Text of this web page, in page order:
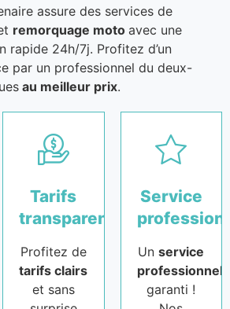
assure des services de
remorquage motoavec une
rapide 24h/7j. Profitez d’un
par un professionnel du deux-
au meilleur prix.
Tarifs
transparents
Profitez de
tarifs clairs
et sans
Service
Unservice
professionnel
garanti !